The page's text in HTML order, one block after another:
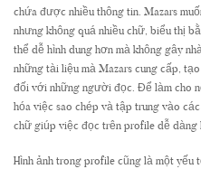
chứa được nhiều thông tin. Mazars
nhưng không quá nhiều chữ, biểu thị
thể dễ hình dung hơn mà không gây
những tài liệu mà Mazars cung cấp,
đối với những người đọc. Để làm cho
hóa việc sao chép và tập trung vào
chữ giúp việc đọc trên profile dễ dàng
Hình ảnh trong profile cũng là một yếu